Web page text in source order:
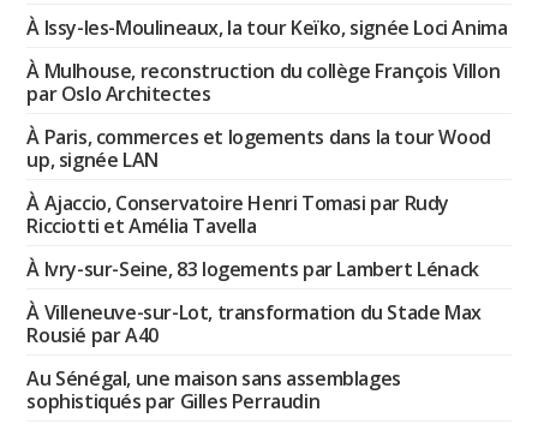
À Issy-les-Moulineaux, la tour Keïko, signée Loci Anima
À Mulhouse, reconstruction du collège François Villon
par Oslo Architectes
À Paris, commerces et logements dans la tour Wood
up, signée LAN
À Ajaccio, Conservatoire Henri Tomasi par Rudy
Ricciotti et Amélia Tavella
À Ivry-sur-Seine, 83 logements par Lambert Lénack
À Villeneuve-sur-Lot, transformation du Stade Max
Rousié par A40
Au Sénégal, une maison sans assemblages
sophistiqués par Gilles Perraudin